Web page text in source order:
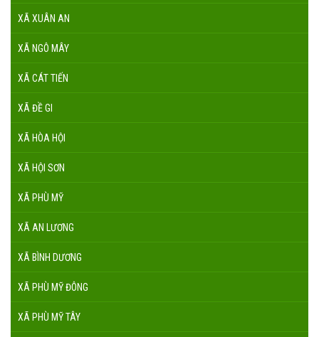
XÃ XUÂN AN
XÃ NGÔ MÂY
XÃ CÁT TIẾN
XÃ ĐỀ GI
XÃ HÒA HỘI
XÃ HỘI SƠN
XÃ PHÙ MỸ
XÃ AN LƯƠNG
XÃ BÌNH DƯƠNG
XÃ PHÙ MỸ ĐÔNG
XÃ PHÙ MỸ TÂY